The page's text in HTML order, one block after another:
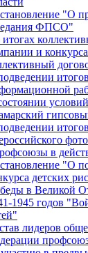
"О
ФПСО"
и
в
"О
детских
в Великой
1945 годов
лидеров